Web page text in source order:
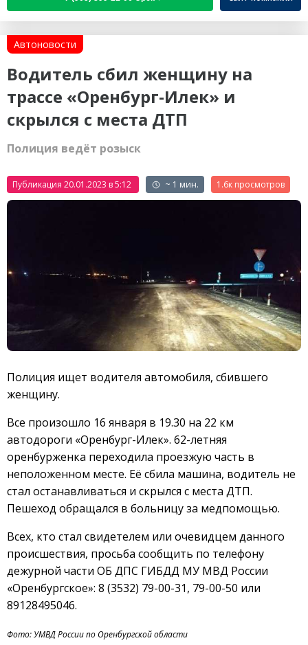
Автоновости
Водитель сбил женщину на
трассе «Оренбург-Илек» и
скрылся с места ДТП
Полиция ведёт розыск
Публикация 20.01.2023 в 5:12 ~ 1 мин. 1.6к
Полиция ищет водителя автомобиля, сбившего
женщину.
Все произошло 16 января в 19.30 на 22 км
автодороги «Оренбург-Илек». 62-летняя
оренбурженка переходила проезжую часть в
неположенном месте. Её сбила машина, водитель не
стал останавливаться и скрылся с места ДТП.
Пешеход обращался в больницу за медпомощью.
Всех, кто стал свидетелем или очевидцем данного
происшествия, просьба сообщить по телефону
дежурной части ОБ ДПС ГИБДД МУ МВД России
«Оренбургское»: 8 (3532) 79-00-31, 79-00-50 или
89128495046.
Фото: УМВД России по Оренбургской области